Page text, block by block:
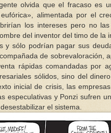
olvida que el fracaso es
alimentada por el
los intereses pero no
del inventor del timo de
y sólo podrían pagar sus
de sobrevaloración,
rápidas comandadas por
sólidos, sino del
inicial de crisis, las
especulativas y Ponzi sufren
el sistema.